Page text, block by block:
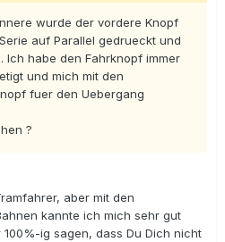
wurde der vordere Knopf
auf Parallel gedrueckt und
Ich habe den Fahrknopf immer
und mich mit den
fuer den Uebergang
?
aber mit den
kannte ich mich sehr gut
ig sagen, dass Du Dich nicht